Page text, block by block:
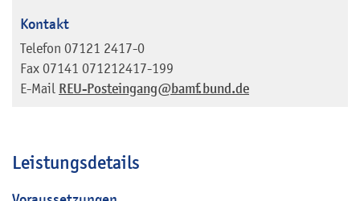
Kontakt
Telefon 07121 2417-0
Fax 07141 071212417-199
E-Mail REU-Posteingang@bamf.bund.de
Leistungsdetails